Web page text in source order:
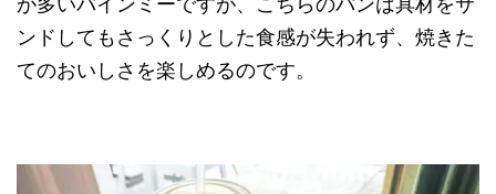
ンドしてもさっくりとした食感が失われず、焼きた
てのおいしさを楽しめるのです。